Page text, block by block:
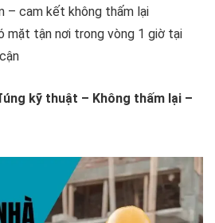
– cam kết không thấm lại
mặt tận nơi trong vòng 1 giờ tại
kỹ thuật – Không thấm lại –